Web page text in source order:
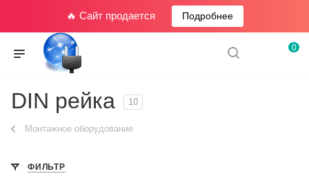
🔥 Сайт продается Подробнее
0
DIN рейка 10
Монтажное оборудование
ФИЛЬТР